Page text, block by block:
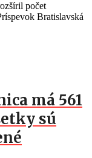
počet
Bratislavská
má 561
sú